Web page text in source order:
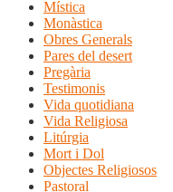
Mística
Monàstica
Obres Generals
Pares del desert
Pregària
Testimonis
Vida quotidiana
Vida Religiosa
Litúrgia
Mort i Dol
Objectes Religiosos
Pastoral